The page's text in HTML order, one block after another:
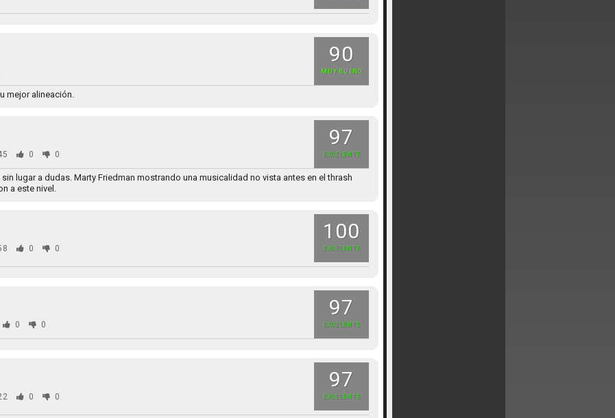
90
MUY BUENO
mejor alineación.
97
EXCELENTE
0 0
lugar a dudas. Marty Friedman mostrando una musicalidad no vista antes en el thrash
a este nivel.
100
EXCELENTE
0 0
97
EXCELENTE
0 0
97
EXCELENTE
0 0